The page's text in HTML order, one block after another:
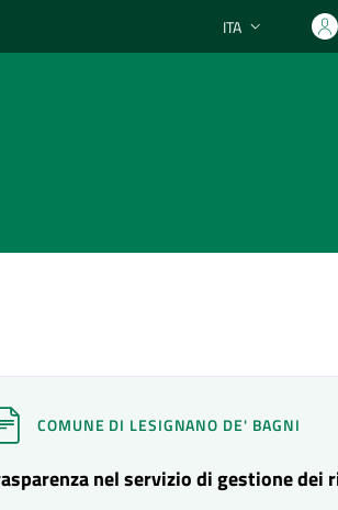
Lingua attiva:
ITA
COMUNE DI LESIGNANO DE' BAGNI
nel servizio di gestione